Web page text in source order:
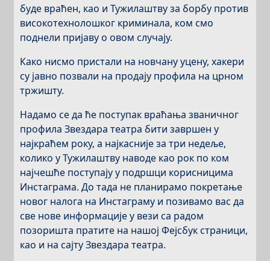
буде враћен, као и Тужилаштву за борбу против
високотехнолошког криминала, ком смо
поднели пријаву о овом случају.
Како нисмо пристали на новчану уцену, хакери
су јавно позвали на продају профила на црном
тржишту.
Надамо се да ће поступак враћања званичног
профила Звездара театра бити завршен у
најкраћем року, а најкасније за три недеље,
колико у Тужилаштву наводе као рок по ком
најчешће поступају у подршци корисницима
Инстаграма. До тада не планирамо покретање
новог налога на Инстаграму и позивамо вас да
све нове информације у вези са радом
позоришта пратите на нашој Фејсбук страници,
као и на сајту Звездара театра.